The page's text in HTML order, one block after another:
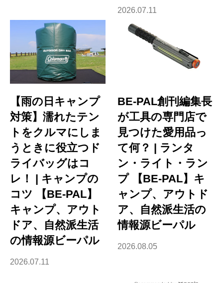
2026.07.11
【雨の日キャンプ
対策】濡れたテン
トをクルマにしま
うときに役立つド
ライバッグはコ
レ！ | キャンプの
コツ 【BE-PAL】
キャンプ、アウト
ドア、自然派生活
の情報源ビーパル
2026.07.11
BE-PAL創刊編集長
が工具の専門店で
見つけた愛用品っ
て何？ | ランタ
ン・ライト・ラン
プ 【BE-PAL】キ
ャンプ、アウトド
ア、自然派生活の
情報源ビーパル
2026.08.05